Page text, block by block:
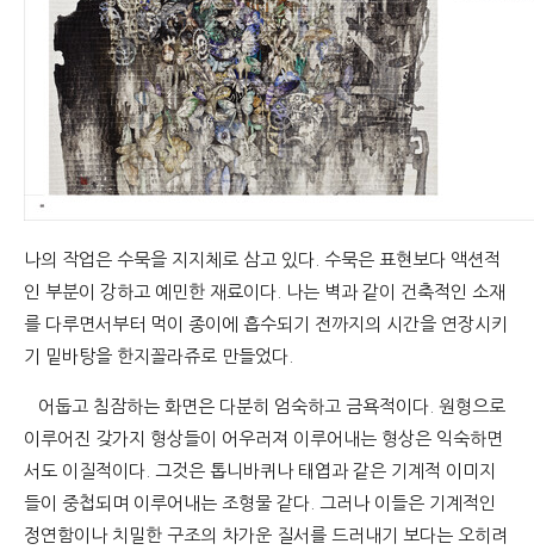
나의 작업은 수묵을 지지체로 삼고 있다. 수묵은 표현보다 액션적
인 부분이 강하고 예민한 재료이다. 나는 벽과 같이 건축적인 소재
를 다루면서부터 먹이 종이에 흡수되기 전까지의 시간을 연장시키
기 밑바탕을 한지꼴라쥬로 만들었다.
어둡고 침잠하는 화면은 다분히 엄숙하고 금욕적이다. 원형으로
이루어진 갖가지 형상들이 어우러져 이루어내는 형상은 익숙하면
서도 이질적이다. 그것은 톱니바퀴나 태엽과 같은 기계적 이미지
들이 중첩되며 이루어내는 조형물 같다. 그러나 이들은 기계적인
정연함이나 치밀한 구조의 차가운 질서를 드러내기 보다는 오히려